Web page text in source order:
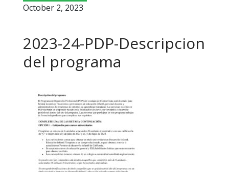
October 2, 2023
2023-24-PDP-Descripcion
del programa